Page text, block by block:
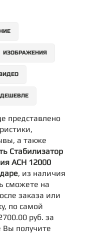
ИЗОБРАЖЕНИЯ
представлено
а также
Стабилизатор
АСН 12000
, из наличия
сможете на
заказа или
по самой
руб. за
Вы получите